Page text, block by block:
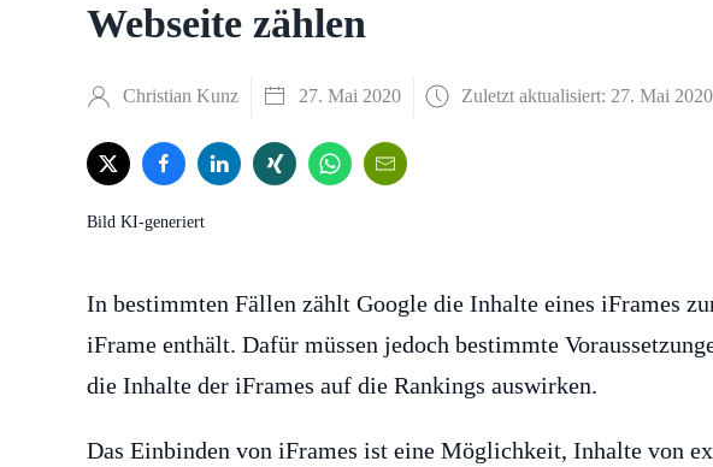
Webseite zählen
Christian Kunz 27. Mai 2020 Zuletzt aktualisiert: 27. Mai 2020
Bild KI-generiert
In bestimmten Fällen zählt Google die Inhalte eines iFrames
iFrame enthält. Dafür müssen jedoch bestimmte
die Inhalte der iFrames auf die Rankings auswirken.
Das Einbinden von iFrames ist eine Möglichkeit, Inhalte von